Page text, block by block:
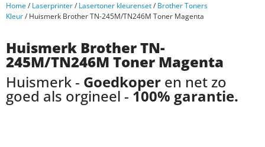
Home/ Laserprinter/ Lasertoner kleurenset/ Brother Toners
Kleur/ Huismerk Brother TN-245M/TN246M Toner Magenta
Huismerk Brother TN-
245M/TN246M Toner Magenta
Huismerk - Goedkoper en net zo
goed als orgineel - 100% garantie.